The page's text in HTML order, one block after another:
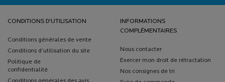
CONDITIONS D'UTILISATION
Conditions générales de vente
Conditions d’utilisation du site
Politique de
confidentialité
INFORMATIONS
COMPLÉMENTAIRES
Nous contacter
Exercer mon droit de rétractation
Nos consignes de tri